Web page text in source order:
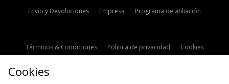
Envío y Devoluciones
Empresa Programa de afiliación
Términos & Condiciones Politica de privacidad
Cookies
Cookies